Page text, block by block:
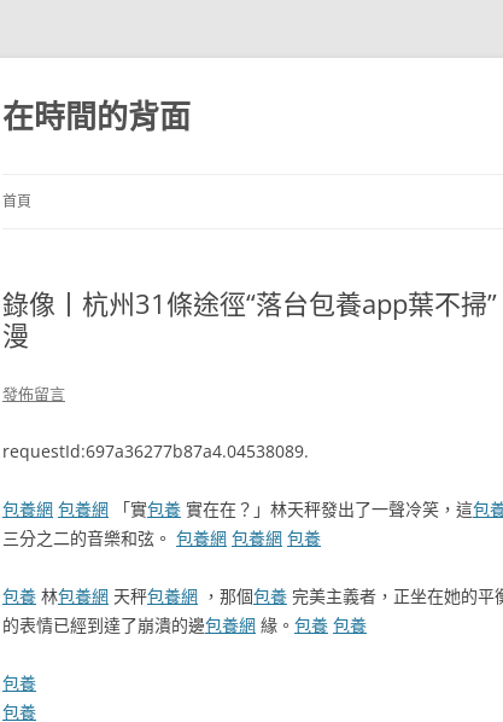
跳
主
要
內
在時間的背面
首頁
錄像丨杭州31條途徑“落台包養app葉不掃
漫
發佈留言
requestId:697a36277b87a4.04538089.
包養網 包養網 「實包養 實在在？」林天秤發出了一聲冷笑，這包
三分之二的音樂和弦。 包養網 包養網 包養
包養 林包養網 天秤包養網 ，那個包養 完美主義者，正坐在她的平
的表情已經到達了崩潰的邊包養網 緣。 包養 包養
包養
包養